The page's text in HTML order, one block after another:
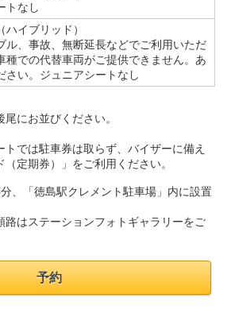
トなし
イブリッド）
ル、事故、無断延長などでご利用いただ
種での代替車両がご提供できません。あ
さい。ジュニアシートなし
にお並びください。
トでは駐車券は取らず、バイザーに備え
定期券）」をご利用ください。
分、「徳島駅クレメント駐車場」内に設置
はステーションフォトギャラリーをご
予約